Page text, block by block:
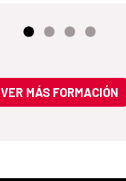
VER MÁS FORMACIÓN